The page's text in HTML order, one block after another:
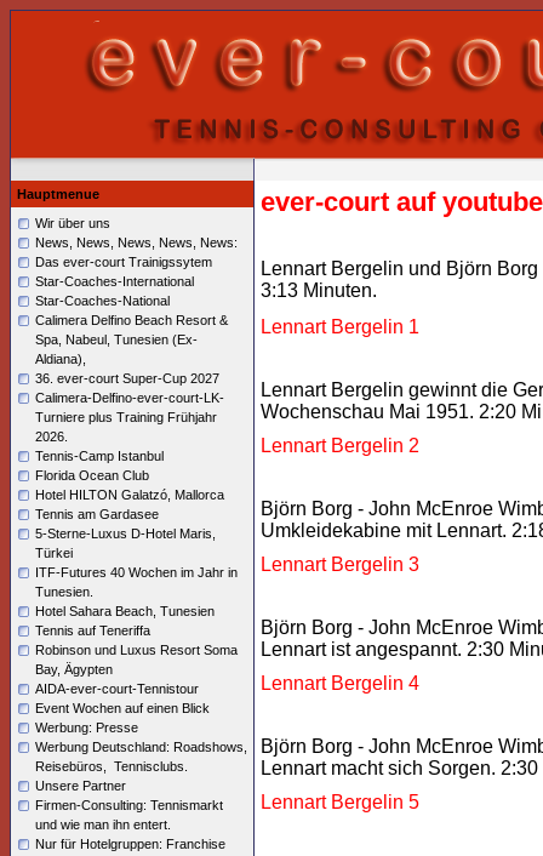
Hauptmenue
Wir über uns
News, News, News, News, News:
Das ever-court Trainigssytem
Star-Coaches-International
Star-Coaches-National
Calimera Delfino Beach Resort &
Spa, Nabeul, Tunesien (Ex-
Aldiana),
36. ever-court Super-Cup 2027
Calimera-Delfino-ever-court-LK-
Turniere plus Training Frühjahr
2026.
Tennis-Camp Istanbul
Florida Ocean Club
Hotel HILTON Galatzó, Mallorca
Tennis am Gardasee
5-Sterne-Luxus D-Hotel Maris,
Türkei
ITF-Futures 40 Wochen im Jahr in
Tunesien.
Hotel Sahara Beach, Tunesien
Tennis auf Teneriffa
Robinson und Luxus Resort Soma
Bay, Ägypten
AIDA-ever-court-Tennistour
Event Wochen auf einen Blick
Werbung: Presse
Werbung Deutschland: Roadshows,
Reisebüros, Tennisclubs.
Unsere Partner
Firmen-Consulting: Tennismarkt
und wie man ihn entert.
Nur für Hotelgruppen: Franchise
ever-court auf youtube
Lennart Bergelin und Björn
3:13 Minuten.
Lennart Bergelin 1
Lennart Bergelin gewinnt die
Wochenschau Mai 1951. 2:20
Lennart Bergelin 2
Björn Borg - John McEnroe
Umkleidekabine mit Lennart.
Lennart Bergelin 3
Björn Borg - John McEnroe
Lennart ist angespannt. 2:30
Lennart Bergelin 4
Björn Borg - John McEnroe
Lennart macht sich Sorgen.
Lennart Bergelin 5